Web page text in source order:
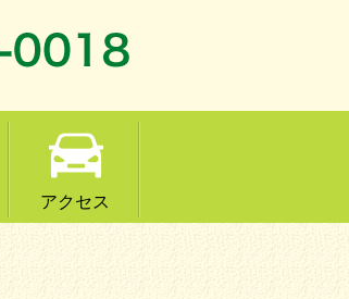
アクセス